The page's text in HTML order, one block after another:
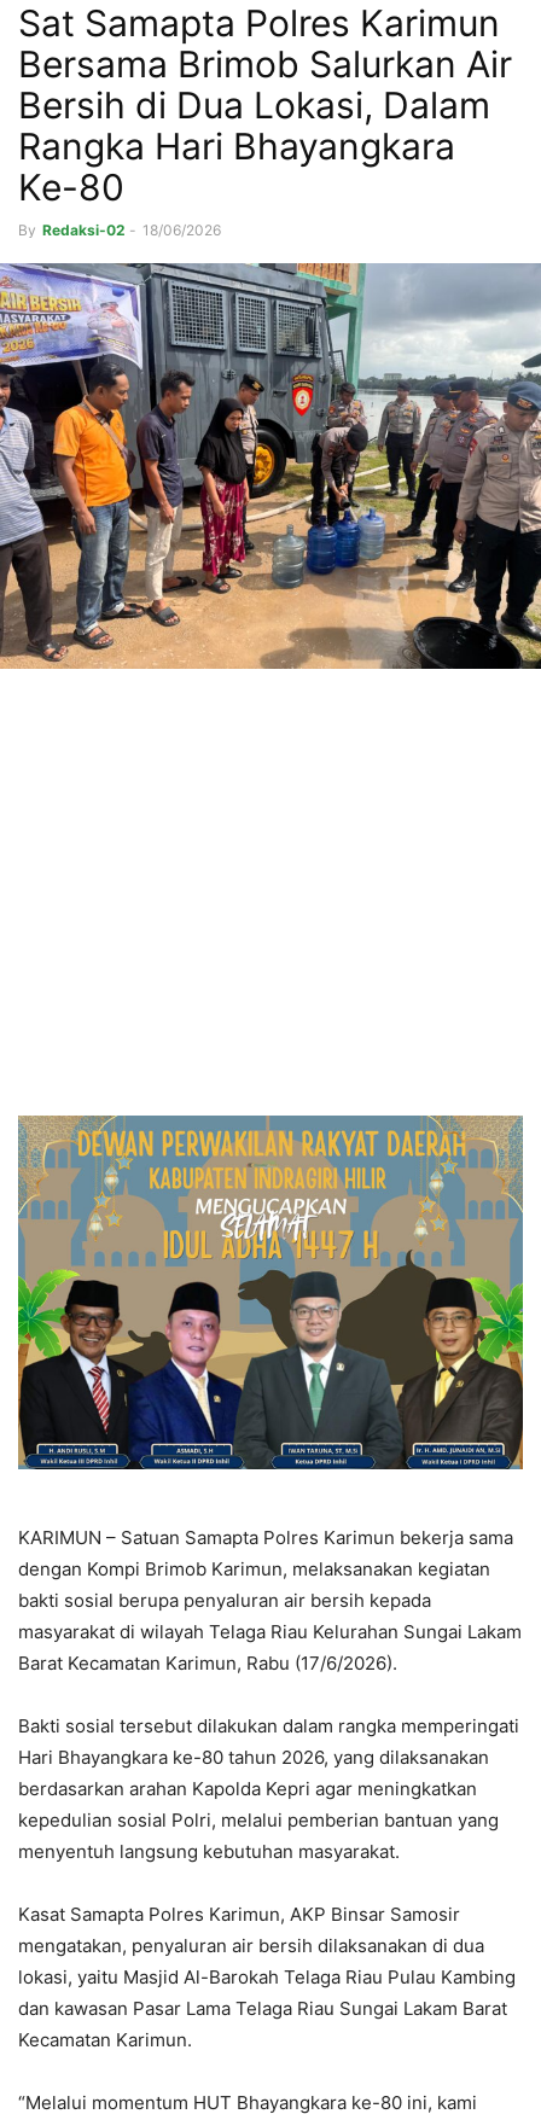
Sat Samapta Polres Karimun
Bersama Brimob Salurkan Air
Bersih di Dua Lokasi, Dalam
Rangka Hari Bhayangkara
Ke-80
By Redaksi-02 - 18/06/2026
KARIMUN – Satuan Samapta Polres Karimun bekerja sama
dengan Kompi Brimob Karimun, melaksanakan kegiatan
bakti sosial berupa penyaluran air bersih kepada
masyarakat di wilayah Telaga Riau Kelurahan Sungai Lakam
Barat Kecamatan Karimun, Rabu (17/6/2026).
Bakti sosial tersebut dilakukan dalam rangka memperingati
Hari Bhayangkara ke-80 tahun 2026, yang dilaksanakan
berdasarkan arahan Kapolda Kepri agar meningkatkan
kepedulian sosial Polri, melalui pemberian bantuan yang
menyentuh langsung kebutuhan masyarakat.
Kasat Samapta Polres Karimun, AKP Binsar Samosir
mengatakan, penyaluran air bersih dilaksanakan di dua
lokasi, yaitu Masjid Al-Barokah Telaga Riau Pulau Kambing
dan kawasan Pasar Lama Telaga Riau Sungai Lakam Barat
Kecamatan Karimun.
“Melalui momentum HUT Bhayangkara ke-80 ini, kami